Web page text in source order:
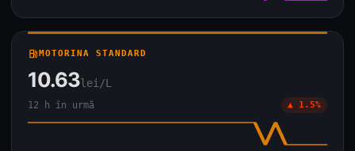
local_gas_stationMOTORINA STANDARD
10.63lei/L
12 h în urmă ▲ 1.5%